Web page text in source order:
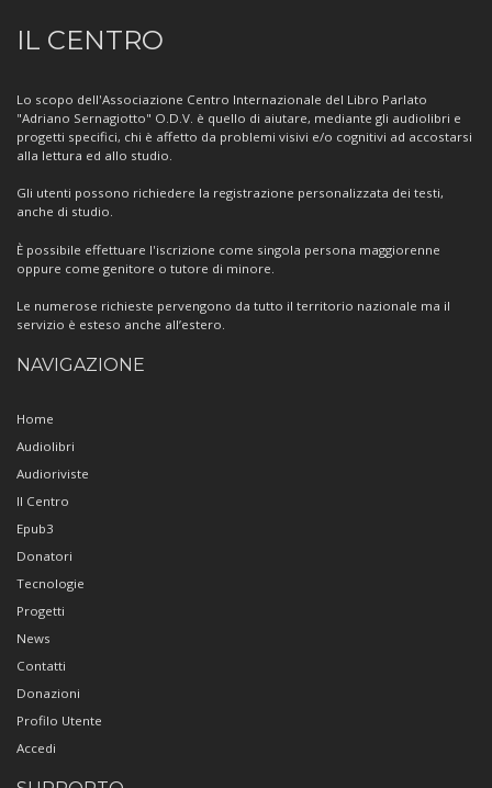
Informazioni
sul
Centro
IL CENTRO
Lo scopo dell'Associazione Centro Internazionale del Libro Parlato
"Adriano Sernagiotto" O.D.V. è quello di aiutare, mediante gli audiolibri e
progetti specifici, chi è affetto da problemi visivi e/o cognitivi ad accostarsi
alla lettura ed allo studio.
Gli utenti possono richiedere la registrazione personalizzata dei testi,
anche di studio.
È possibile effettuare l'iscrizione come singola persona maggiorenne
oppure come genitore o tutore di minore.
Le numerose richieste pervengono da tutto il territorio nazionale ma il
servizio è esteso anche all’estero.
NAVIGAZIONE
Home
Audiolibri
Audioriviste
Il Centro
Epub3
Donatori
Tecnologie
Progetti
News
Contatti
Donazioni
Profilo Utente
Accedi